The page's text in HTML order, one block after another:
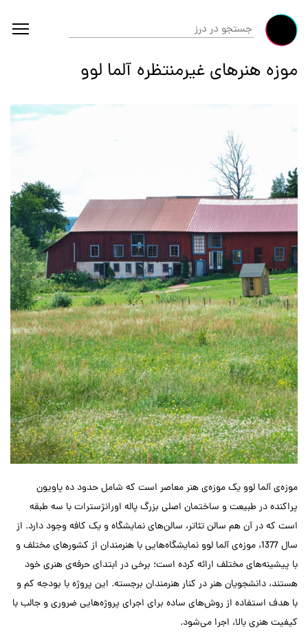
موزه هنرهای غیرمنتظره آلما لوو
موزه‌ی آلما لوو یک موزه‌ی هنر معاصر است که شامل حدود ده پاویون
پراکنده در طبیعت و ساختمان اصلی بزرگ پاله اورانژسترات با سه طبقه
است که در آن هم سالن تئاتر، سالن‌های نمایشگاه و یک کافه وجود دارد. از
سال 1377، موزه‌ی آلما لوو نمایشگاه‌هایی با هنرمندان از کشورهای مختلف و
با پیشینه‌های مختلف ارائه کرده است؛ برخی در ابتدای حرفه‌ی هنری خود
هستند، دانشجویان هنر در کنار هنرمندان برجسته. این پروژه با بودجه کم و
با هدف استفاده از روش‌های ساده برای اجرای پروژه‌هایی ضروری و جالب با
کیفیت هنری بالا، اجرا می‌شود.